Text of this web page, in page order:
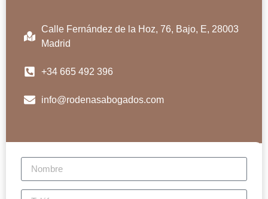
Calle Fernández de la Hoz, 76, Bajo, E, 28003
Madrid
+34 665 492 396
info@rodenasabogados.com